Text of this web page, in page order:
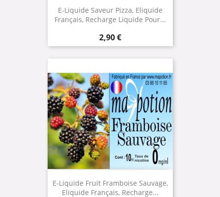
E-Liquide Saveur Pizza, Eliquide
Français, Recharge Liquide Pour...
Prix
2,90 €
E-Liquide Fruit Framboise Sauvage,
Eliquide Français, Recharge...